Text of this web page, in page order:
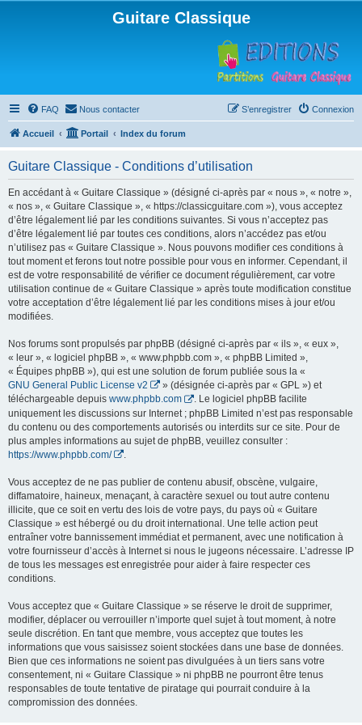
Guitare Classique
FAQ Nous contacter Connexion
S’enregistrer
Accueil Portail Index du forum
Guitare Classique - Conditions d’utilisation
En accédant à « Guitare Classique » (désigné ci-après par « nous », « notre »,
« nos », « Guitare Classique », « https://classicguitare.com »), vous acceptez
d’être légalement lié par les conditions suivantes. Si vous n’acceptez pas
d’être légalement lié par toutes ces conditions, alors n’accédez pas et/ou
n’utilisez pas « Guitare Classique ». Nous pouvons modifier ces conditions à
tout moment et ferons tout notre possible pour vous en informer. Cependant, il
est de votre responsabilité de vérifier ce document régulièrement, car votre
utilisation continue de « Guitare Classique » après toute modification constitue
votre acceptation d’être légalement lié par les conditions mises à jour et/ou
modifiées.
Nos forums sont propulsés par phpBB (désigné ci-après par « ils », « eux »,
« leur », « logiciel phpBB », « www.phpbb.com », « phpBB Limited »,
« Équipes phpBB »), qui est une solution de forum publiée sous la «
GNU General Public License v2
» (désignée ci-après par « GPL ») et
téléchargeable depuis www.phpbb.com
. Le logiciel phpBB facilite
uniquement les discussions sur Internet ; phpBB Limited n’est pas responsable
du contenu ou des comportements autorisés ou interdits sur ce site. Pour de
plus amples informations au sujet de phpBB, veuillez consulter :
https://www.phpbb.com/
Vous acceptez de ne pas publier de contenu abusif, obscène, vulgaire,
diffamatoire, haineux, menaçant, à caractère sexuel ou tout autre contenu
illicite, que ce soit en vertu des lois de votre pays, du pays où « Guitare
Classique » est hébergé ou du droit international. Une telle action peut
entraîner votre bannissement immédiat et permanent, avec une notification à
votre fournisseur d’accès à Internet si nous le jugeons nécessaire. L’adresse IP
de tous les messages est enregistrée pour aider à faire respecter ces
conditions.
Vous acceptez que « Guitare Classique » se réserve le droit de supprimer,
modifier, déplacer ou verrouiller n’importe quel sujet à tout moment, à notre
seule discrétion. En tant que membre, vous acceptez que toutes les
informations que vous saisissez soient stockées dans une base de données.
Bien que ces informations ne soient pas divulguées à un tiers sans votre
consentement, ni « Guitare Classique » ni phpBB ne pourront être tenus
responsables de toute tentative de piratage qui pourrait conduire à la
compromission des données.